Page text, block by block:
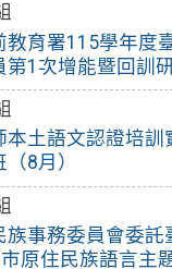
育署115學年度
1次增能暨回訓
本土語文認證培
8月）
族事務委員會委託
原住民族語言主